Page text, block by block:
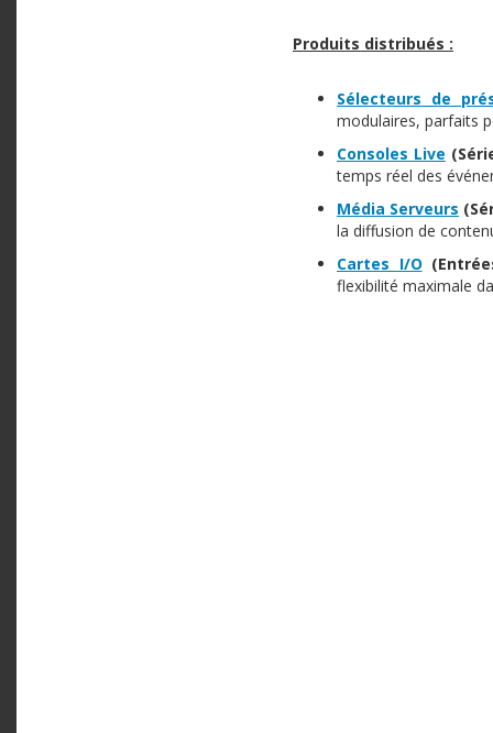
Produits distribués :
Sélecteurs de
modulaires, parfaits
Consoles Live
temps réel des
Média Serveurs
la diffusion de
Cartes I/O
flexibilité maximale